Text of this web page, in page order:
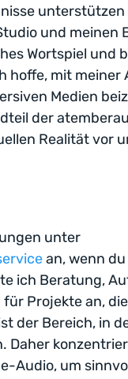
und meinen
Wortspiel und
hoffe, mit meiner
Medien
der
Realität vor
unter
an, wenn
ich Beratung,
Projekte an,
der Bereich, in
Daher
Audio, um